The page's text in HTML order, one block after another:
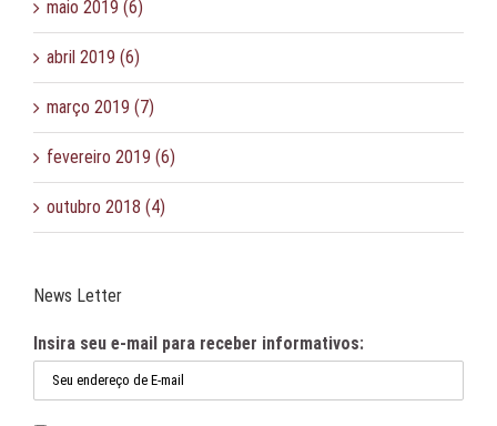
maio 2019 (6)
abril 2019 (6)
março 2019 (7)
fevereiro 2019 (6)
outubro 2018 (4)
News Letter
Insira seu e-mail para receber informativos: